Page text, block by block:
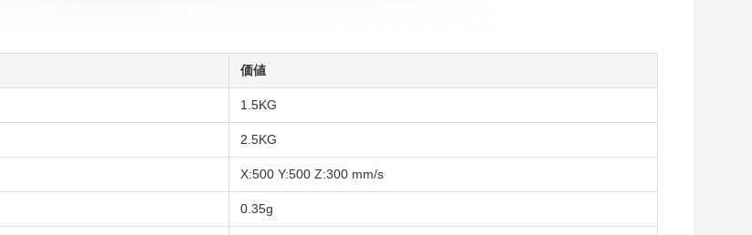
価値
1.5KG
2.5KG
X:500 Y:500 Z:300 mm/s
0.35g